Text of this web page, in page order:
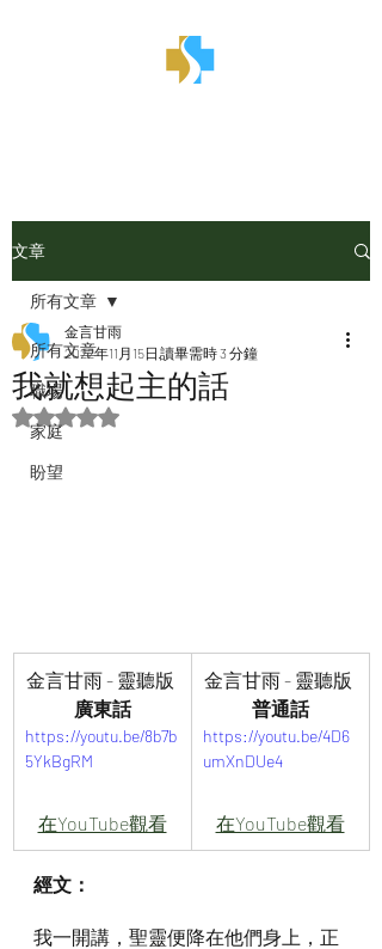
文章
所有文章
職場
家庭
盼望
所有文章
我就想起主的話
金言甘雨
2022年11月15日 讀畢需時 3 分鐘
評等為 NaN（最高為 5 顆星）。
金言甘雨 - 靈聽版
廣東話
https://youtu.be/8b7b
5YkBgRM
在YouTube觀看
金言甘雨 - 靈聽版
普通話
https://youtu.be/4D6
umXnDUe4
在YouTube觀看
經文：
我一開講，聖靈便降在他們身上，正